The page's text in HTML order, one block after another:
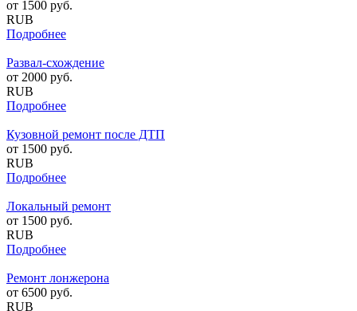
от 1500 руб.
RUB
Подробнее
Развал-схождение
от 2000 руб.
RUB
Подробнее
Кузовной ремонт после ДТП
от 1500 руб.
RUB
Подробнее
Локальный ремонт
от 1500 руб.
RUB
Подробнее
Ремонт лонжерона
от 6500 руб.
RUB